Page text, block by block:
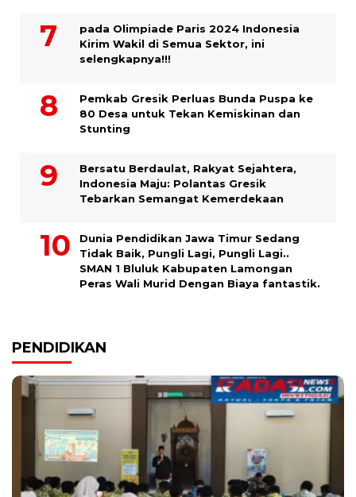
pada Olimpiade Paris 2024 Indonesia
Kirim Wakil di Semua Sektor, ini
selengkapnya!!!
Pemkab Gresik Perluas Bunda Puspa ke
80 Desa untuk Tekan Kemiskinan dan
Stunting
Bersatu Berdaulat, Rakyat Sejahtera,
Indonesia Maju: Polantas Gresik
Tebarkan Semangat Kemerdekaan
Dunia Pendidikan Jawa Timur Sedang
Tidak Baik, Pungli Lagi, Pungli Lagi..
SMAN 1 Bluluk Kabupaten Lamongan
Peras Wali Murid Dengan Biaya fantastik.
PENDIDIKAN